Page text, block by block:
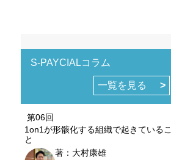
S-PAYCIALコラム
一覧を見る
第06回
1on1が形骸化する組織で起きているこ
と
著：大村康雄
できるよう配慮してい
Cookie に関する詳細
更できます。ただし、
サービスの利用に影響